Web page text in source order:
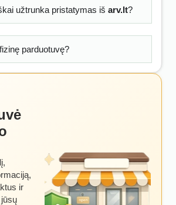
užtrunka pristatymas iš arv.lt?
parduotuvę?
ir